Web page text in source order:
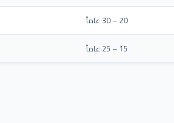
20 – 30 عاماً
15 – 25 عاماً